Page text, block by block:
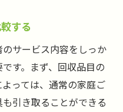
する
サービス内容をしっか
す。まず、回収品目の
っては、通常の家庭ご
引き取ることができる